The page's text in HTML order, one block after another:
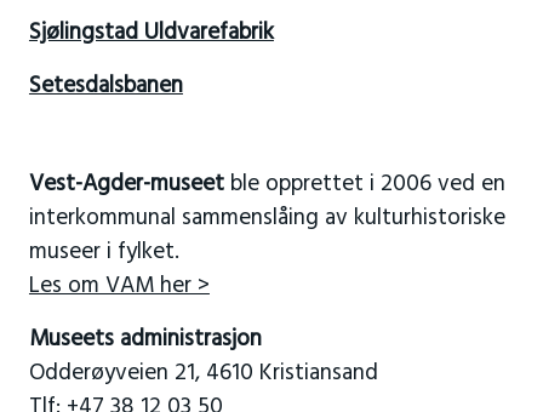
Sjølingstad Uldvarefabrik
Setesdalsbanen
Vest-Agder-museetble opprettet i 2006 ved en
interkommunal sammenslåing av kulturhistoriske
museer i fylket.
Les om VAM her >
Museets administrasjon
Odderøyveien 21, 4610 Kristiansand